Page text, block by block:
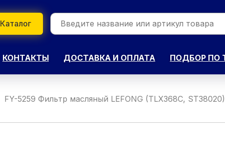
Каталог
КОНТАКТЫ ДОСТАВКА И ОПЛАТА ПОДБОР ПО
FY-5259 Фильтр масляный LEFONG (TLX368C, ST38020)